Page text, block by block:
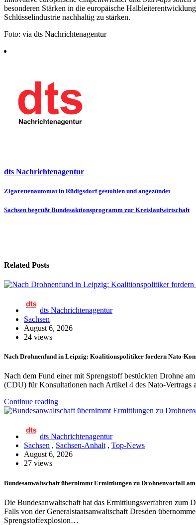
besonderen Stärken in die europäische
Schlüsselindustrie nachhaltig zu stärken.
Foto: via dts Nachrichtenagentur
dts Nachrichtenagentur
Beitragsnavigation
Zigarettenautomat in Rüdigsdorf gestohlen und angezündet
Sachsen begrüßt Bundesaktionsprogramm zur Kreislaufwirtschaft
Related Posts
dts Nachrichtenagentur
Sachsen
August 6, 2026
24 views
Nach Drohnenfund in Leipzig: Koalitionspolitiker fordern Nato-
Nach dem Fund einer mit Sprengstoff bestückten Drohne
(CDU) für Konsultationen nach Artikel 4 des Nato-Vertrags
Continue reading
dts Nachrichtenagentur
Sachsen , Sachsen-Anhalt, Top-News
August 6, 2026
27 views
Bundesanwaltschaft übernimmt Ermittlungen zu Drohnenvorfall
Die Bundesanwaltschaft hat das Ermittlungsverfahren zum
Falls von der Generalstaatsanwaltschaft Dresden
Sprengstoffexplosion…